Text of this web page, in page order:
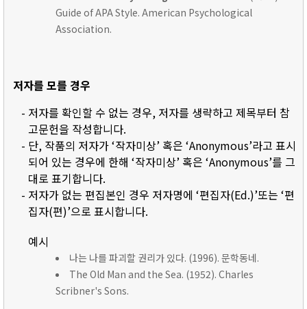
Guide of APA Style. American Psychological
Association.
저자를 모를 경우
- 저자를 확인할 수 없는 경우, 저자를 생략하고 제목부터 참
고문헌을 작성합니다.
- 단, 작품의 저자가 ‘작자미상’ 혹은 ‘Anonymous’라고 표시
되어 있는 경우에 한해 ‘작자미상’ 혹은 ‘Anonymous’를 그
대로 표기합니다.
- 저자가 없는 편집본인 경우 저자명에 ‘편집자(Ed.)’또는 ‘편
집자(편)’으로 표시합니다.
예시
나는 나를 파괴할 권리가 있다. (1996). 문학동네.
The Old Man and the Sea. (1952). Charles
Scribner's Sons.